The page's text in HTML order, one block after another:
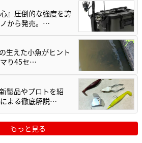
』圧倒的な強度を誇
から発売。…
生えた小魚がヒント
り45セ…
製品やプロトを紹
よる徹底解説…
もっと見る